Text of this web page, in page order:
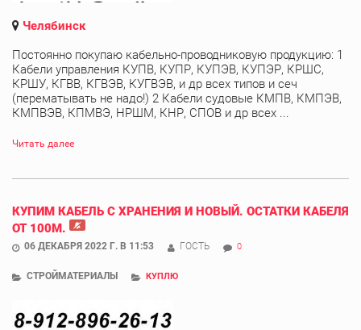
Челябинск
Постоянно покупаю кабельно-проводниковую продукцию: 1
Кабели управления КУПВ, КУПР, КУПЭВ, КУПЭР, КРШС,
КРШУ, КГВВ, КГВЭВ, КУГВЭВ, и др всех типов и сеч
(перематывать не надо!) 2 Кабели судовые КМПВ, КМПЭВ,
КМПВЭВ, КПМВЭ, НРШМ, КНР, СПОВ и др всех ...
Читать далее
КУПИМ КАБЕЛЬ С ХРАНЕНИЯ И НОВЫЙ. ОСТАТКИ КАБЕЛЯ
ОТ 100М.
06 ДЕКАБРЯ 2022 Г. В 11:53 ГОСТЬ 0
СТРОЙМАТЕРИАЛЫ КУПЛЮ